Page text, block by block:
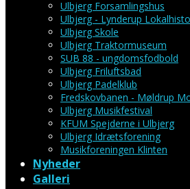
Ulbjerg Forsamlingshus
Ulbjerg - Lynderup
Ulbjerg Skole
Ulbjerg Traktormuseum
SUB 88 - ungdomsfodbold
Ulbjerg Friluftsbad
Ulbjerg Padelklub
Fredskovbanen - Møldrup
Ulbjerg Musikfestival
KFUM Spejderne i Ulbjerg
Ulbjerg Idrætsforening
Musikforeningen Klinten
Nyheder
Galleri